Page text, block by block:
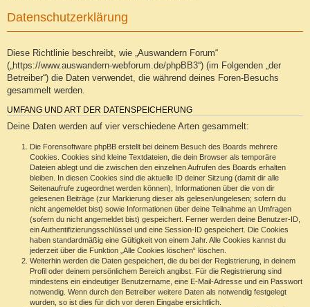
Datenschutzerklärung
Diese Richtlinie beschreibt, wie „Auswandern Forum“
(„https://www.auswandern-webforum.de/phpBB3“) (im Folgenden „der
Betreiber“) die Daten verwendet, die während deines Foren-Besuchs
gesammelt werden.
UMFANG UND ART DER DATENSPEICHERUNG
Deine Daten werden auf vier verschiedene Arten gesammelt:
Die Forensoftware phpBB erstellt bei deinem Besuch des Boards mehrere
Cookies. Cookies sind kleine Textdateien, die dein Browser als temporäre
Dateien ablegt und die zwischen den einzelnen Aufrufen des Boards erhalten
bleiben. In diesen Cookies sind die aktuelle ID deiner Sitzung (damit dir alle
Seitenaufrufe zugeordnet werden können), Informationen über die von dir
gelesenen Beiträge (zur Markierung dieser als gelesen/ungelesen; sofern du
nicht angemeldet bist) sowie Informationen über deine Teilnahme an Umfragen
(sofern du nicht angemeldet bist) gespeichert. Ferner werden deine Benutzer-ID,
ein Authentifizierungsschlüssel und eine Session-ID gespeichert. Die Cookies
haben standardmäßig eine Gültigkeit von einem Jahr. Alle Cookies kannst du
jederzeit über die Funktion „Alle Cookies löschen“ löschen.
Weiterhin werden die Daten gespeichert, die du bei der Registrierung, in deinem
Profil oder deinem persönlichem Bereich angibst. Für die Registrierung sind
mindestens ein eindeutiger Benutzername, eine E-Mail-Adresse und ein Passwort
notwendig. Wenn durch den Betreiber weitere Daten als notwendig festgelegt
wurden, so ist dies für dich vor deren Eingabe ersichtlich.